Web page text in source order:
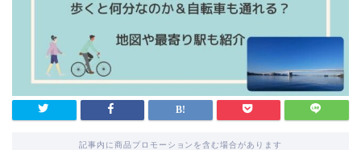
記事内に商品プロモーションを含む場合があります